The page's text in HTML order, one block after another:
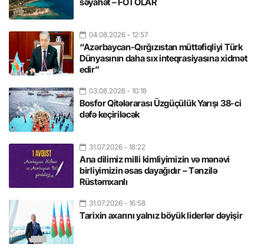
04.08.2026 - 12:57
“Azərbaycan-Qırğızıstan müttəfiqliyi Türk
Dünyasının daha sıx inteqrasiyasına xidmət
edir”
03.08.2026 - 10:18
Bosfor Qitələrarası Üzgüçülük Yarışı 38-ci
dəfə keçiriləcək
31.07.2026 - 18:22
Ana dilimiz milli kimliyimizin və mənəvi
birliyimizin əsas dayağıdır – Tənzilə
Rüstəmxanlı
31.07.2026 - 16:58
Tarixin axarını yalnız böyük liderlər dəyişir